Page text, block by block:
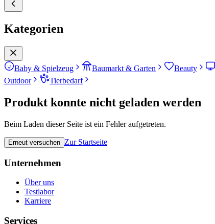
Kategorien
Baby & Spielzeug Baumarkt & Garten Beauty
Outdoor
Tierbedarf
Produkt konnte nicht geladen werden
Beim Laden dieser Seite ist ein Fehler aufgetreten.
Erneut versuchen Zur Startseite
Unternehmen
Über uns
Testlabor
Karriere
Services